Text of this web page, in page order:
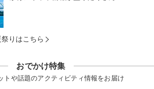
りはこちら
おでかけ特集
トや話題のアクティビティ情報をお届け